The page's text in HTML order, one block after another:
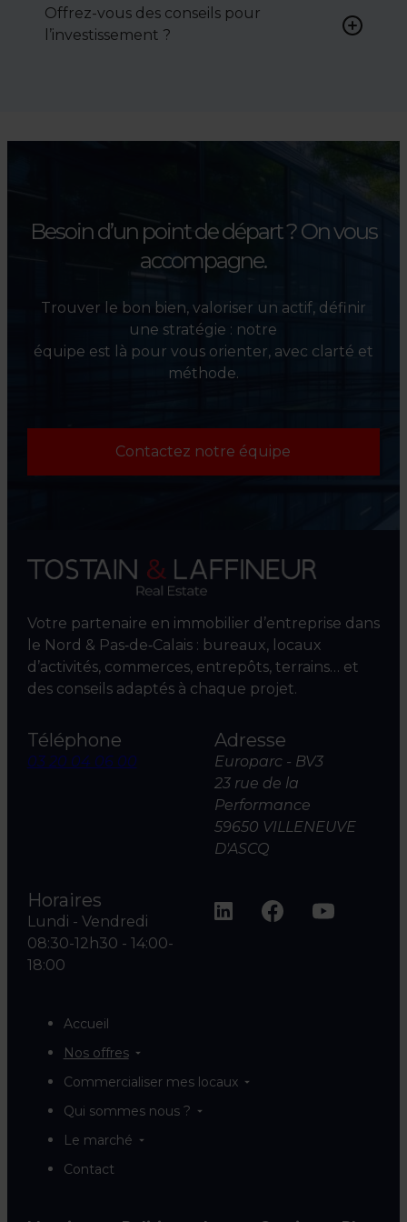
négocier le prix, le bail ou les
conditions de vente.
Offrez-vous des conseils pour
l’investissement ?
l’évaluation et la valorisation
Besoin d’un point de départ ?On vous
accompagne.
Trouver le bon bien, valoriser un actif, définir
une stratégie : notre
équipe est là pour vous orienter, avec clarté et
méthode.
Contactez notre équipe
Votre partenaire en immobilier d’entreprise dans
le Nord & Pas‑de‑Calais : bureaux, locaux
d’activités, commerces, entrepôts, terrains… et
des conseils adaptés à chaque projet.
Téléphone
03 20 04 06 00
Adresse
Europarc - BV3
23 rue de la
Performance
59650 VILLENEUVE
D'ASCQ
Horaires
Lundi - Vendredi
08:30-12h30 - 14:00-
18:00
Accueil
Nos offres
Commercialiser mes locaux
Qui sommes nous ?
Le marché
Contact